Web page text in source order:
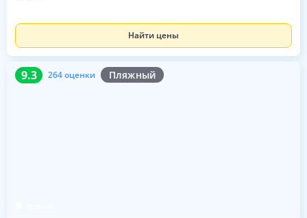
Найти цены
9.3 264 оценки Пляжный
9.3 264 оценки